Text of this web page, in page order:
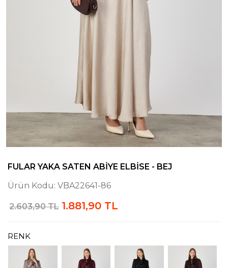
FULAR YAKA SATEN ABIYE ELBISE - BEJ
Ürün Kodu: VBA22641-86
2.603,90 TL 1.881,90 TL
RENK